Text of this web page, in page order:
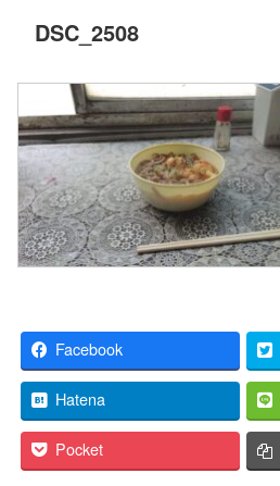
DSC_2508
Facebook
Hatena
Pocket